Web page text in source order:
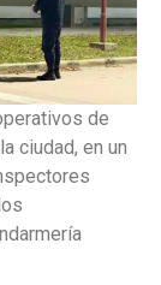
de
ciudad, en un